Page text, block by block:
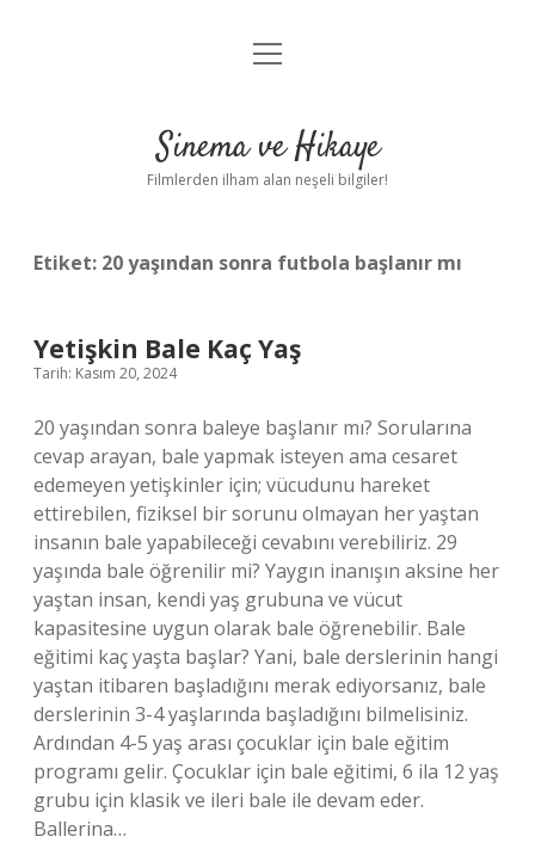
Gizlilik Politikası
Yasal Uyarı
menüyü
Sinema ve Hikaye
Filmlerden ilham alan neşeli bilgiler!
Etiket: 20 yaşından sonra futbola başlanır mı
Yetişkin Bale Kaç Yaş
Tarih: Kasım 20, 2024
20 yaşından sonra baleye başlanır mı? Sorularına
cevap arayan, bale yapmak isteyen ama cesaret
edemeyen yetişkinler için; vücudunu hareket
ettirebilen, fiziksel bir sorunu olmayan her yaştan
insanın bale yapabileceği cevabını verebiliriz. 29
yaşında bale öğrenilir mi? Yaygın inanışın aksine her
yaştan insan, kendi yaş grubuna ve vücut
kapasitesine uygun olarak bale öğrenebilir. Bale
eğitimi kaç yaşta başlar? Yani, bale derslerinin hangi
yaştan itibaren başladığını merak ediyorsanız, bale
derslerinin 3-4 yaşlarında başladığını bilmelisiniz.
Ardından 4-5 yaş arası çocuklar için bale eğitim
programı gelir. Çocuklar için bale eğitimi, 6 ila 12 yaş
grubu için klasik ve ileri bale ile devam eder.
Ballerina…